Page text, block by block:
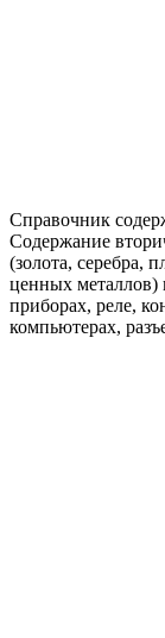
Справочник
Содержание
(золота, серебра,
ценных металлов)
приборах, реле,
компьютерах,